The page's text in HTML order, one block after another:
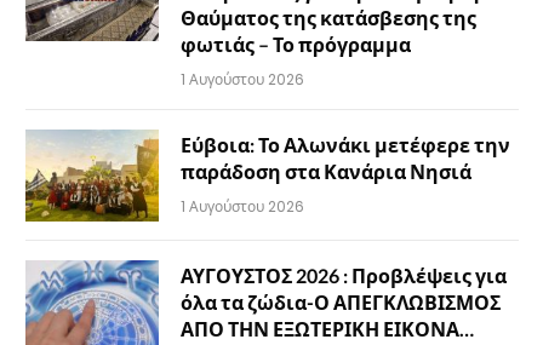
Θαύματος της κατάσβεσης της
φωτιάς – Το πρόγραμμα
1 Αυγούστου 2026
Εύβοια: Το Αλωνάκι μετέφερε την
παράδοση στα Κανάρια Νησιά
1 Αυγούστου 2026
ΑΥΓΟΥΣΤΟΣ 2026 : Προβλέψεις για
όλα τα ζώδια-Ο ΑΠΕΓΚΛΩΒΙΣΜΟΣ
ΑΠΟ ΤΗΝ ΕΞΩΤΕΡΙΚΗ ΕΙΚΟΝΑ…